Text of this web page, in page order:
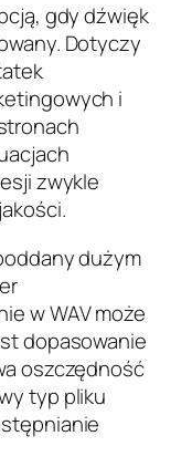
gdy dźwięk
Dotyczy
i
zwykle
dużym
w WAV może
dopasowanie
oszczędność
typ pliku